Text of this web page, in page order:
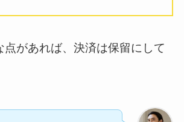
点があれば、決済は保留にして